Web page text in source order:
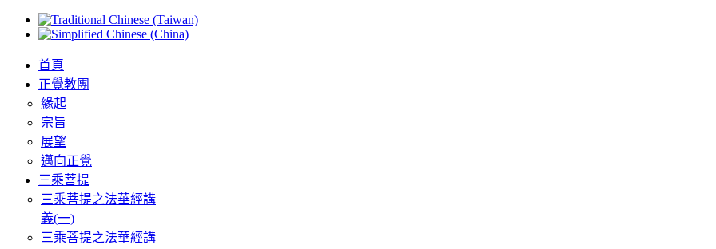
首頁
正覺教團
緣起
宗旨
展望
邁向正覺
三乘菩提
三乘菩提之法華經講
義(一)
三乘菩提之法華經講